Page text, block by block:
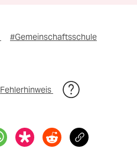
#Gemeinschaftsschule
Fehlerhinweis